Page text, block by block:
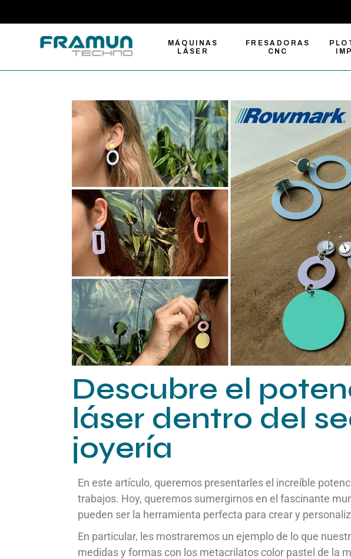
MÁQUINAS
LÁSER
Máquinas de
grabado y corte
láser
Cortadoras láser de
fibra para metal
Soluciones de
marcado láser
Cortadoras láser
CO2 tamaño
industrial
Soldadura Láser
Máquinas láser
para textil
FRESADORAS
CNC
Fresadoras
Fresadoras CNC
Gran Formato
Fresadoras cambio
Automático de
Herramienta
Descubre el
láser dentro del
joyería
En este artículo, queremos presentarles el increíble
trabajos. Hoy, queremos sumergirnos en el fascinante
pueden ser la herramienta perfecta para crear y
En particular, les mostraremos un ejemplo de lo que
medidas y formas con los metacrilatos color pastel de la